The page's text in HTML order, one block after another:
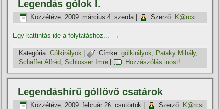
Legendás gólok I.
Közzétéve: 2009. március 4. szerda| Szerző: K@rcsi
Egy kattintás ide a folytatáshoz.... →
Kategória: Gólkirályok | Címke: gólkirályok, Pataky Mihály,
Schaffer Alfréd,Schlosser Imre Hozzászólás most!
Legendáshí­rű góllövő csatárok
Közzétéve: 2009. február 26. csütörtök Szerző: K@rcsi